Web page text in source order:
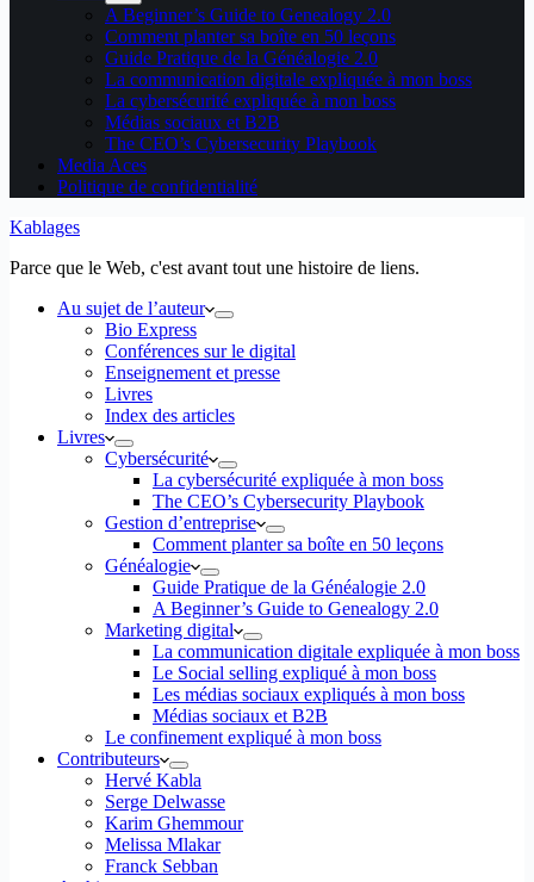
A Beginner’s Guide to Genealogy 2.0
Comment planter sa boîte en 50 leçons
Guide Pratique de la Généalogie 2.0
La communication digitale expliquée à mon boss
La cybersécurité expliquée à mon boss
Médias sociaux et B2B
The CEO’s Cybersecurity Playbook
Media Aces
Politique de confidentialité
Kablages
Parce que le Web, c'est avant tout une histoire de liens.
Au sujet de l’auteur
Bio Express
Conférences sur le digital
Enseignement et presse
Livres
Index des articles
Livres
Cybersécurité
La cybersécurité expliquée à mon boss
The CEO’s Cybersecurity Playbook
Gestion d’entreprise
Comment planter sa boîte en 50 leçons
Généalogie
Guide Pratique de la Généalogie 2.0
A Beginner’s Guide to Genealogy 2.0
Marketing digital
La communication digitale expliquée à mon boss
Le Social selling expliqué à mon boss
Les médias sociaux expliqués à mon boss
Médias sociaux et B2B
Le confinement expliqué à mon boss
Contributeurs
Hervé Kabla
Serge Delwasse
Karim Ghemmour
Melissa Mlakar
Franck Sebban